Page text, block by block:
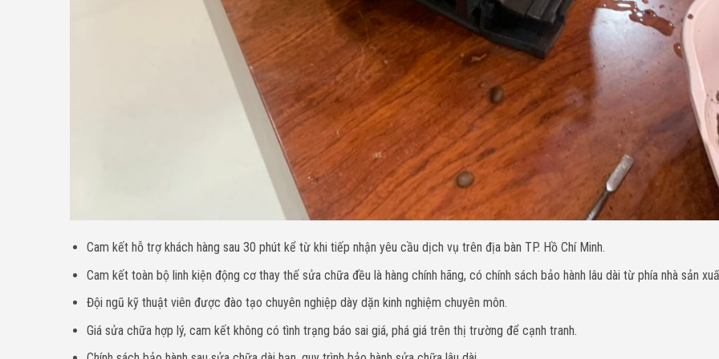
Cam kết hỗ trợ khách hàng sau 30 phút kể từ khi tiếp nhận yêu cầu dịch vụ trên địa bàn TP. Hồ Chí Minh.
Cam kết toàn bộ linh kiện động cơ thay thế sửa chữa đều là hàng chính hãng, có chính sách bảo hành lâu dài từ phía nhà sản
Đội ngũ kỹ thuật viên được đào tạo chuyên nghiệp dày dặn kinh nghiệm chuyên môn.
Giá sửa chữa hợp lý, cam kết không có tình trạng báo sai giá, phá giá trên thị trường để cạnh tranh.